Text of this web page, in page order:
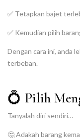
✅ Tetapkan bajet
✅ Kemudian pilih
Dengan cara ini, anda
terbeban.
💍 Pilih
Tanyalah diri sendiri…
🤔 Adakah barang